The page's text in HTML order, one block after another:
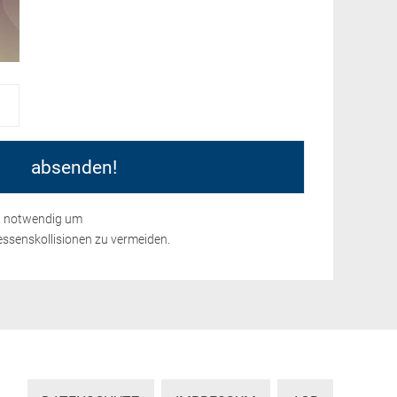
notwendig um
zu vermeiden.